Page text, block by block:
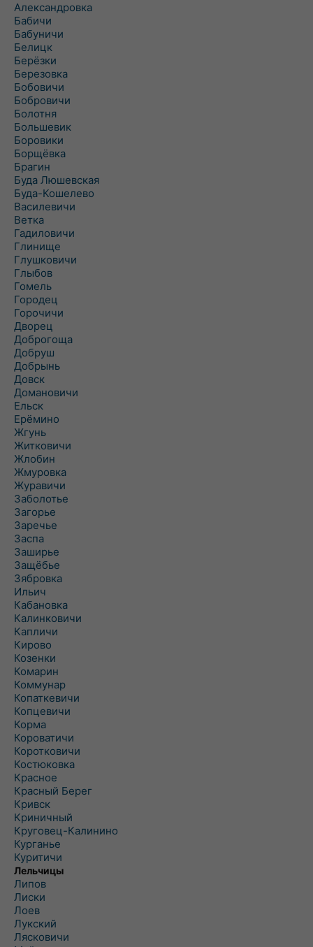
Александровка
Бабичи
Бабуничи
Белицк
Берёзки
Березовка
Бобовичи
Бобровичи
Болотня
Большевик
Боровики
Борщёвка
Брагин
Буда Люшевская
Буда-Кошелево
Василевичи
Ветка
Гадиловичи
Глинище
Глушковичи
Глыбов
Гомель
Городец
Горочичи
Дворец
Доброгоща
Добруш
Добрынь
Довск
Домановичи
Ельск
Ерёмино
Жгунь
Житковичи
Жлобин
Жмуровка
Журавичи
Заболотье
Загорье
Заречье
Заспа
Заширье
Защёбье
Зябровка
Ильич
Кабановка
Калинковичи
Капличи
Кирово
Козенки
Комарин
Коммунар
Копаткевичи
Копцевичи
Корма
Короватичи
Коротковичи
Костюковка
Красное
Красный Берег
Кривск
Криничный
Круговец-Калинино
Курганье
Куритичи
Лельчицы
Липов
Лиски
Лоев
Лукский
Лясковичи